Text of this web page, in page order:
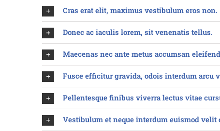
Cras erat elit, maximus vestibulum eros non.
Donec ac iaculis lorem, sit venenatis tellus.
Maecenas nec ante metus accumsan
Fusce efficitur gravida, odois interdum arcu
Pellentesque finibus viverra lectus vitae
Vestibulum et neque interdum euismod velit